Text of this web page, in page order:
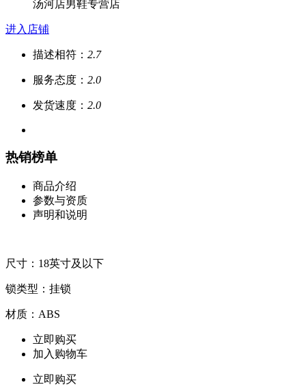
汤河店男鞋专营店
进入店铺
描述相符： 2.7
服务态度： 2.0
发货速度： 2.0
热销榜单
商品介绍
参数与资质
声明和说明
尺寸：18英寸及以下
锁类型：挂锁
材质：ABS
立即购买
加入购物车
立即购买